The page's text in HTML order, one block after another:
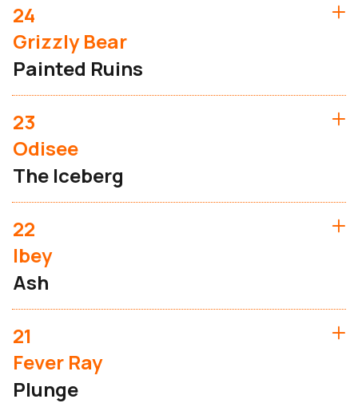
24
Grizzly Bear
Painted Ruins
23
Odisee
The Iceberg
22
Ibey
Ash
21
Fever Ray
Plunge